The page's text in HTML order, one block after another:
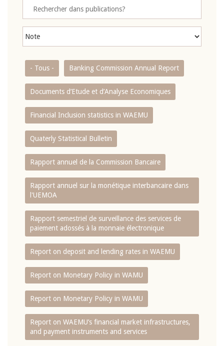
- Tous - Banking Commission Annual Report
Documents d’Etude et d’Analyse Economiques
Financial Inclusion statistics in WAEMU
Quaterly Statistical Bulletin
Rapport annuel de la Commission Bancaire
Rapport annuel sur la monétique interbancaire dans
l'UEMOA
Rapport semestriel de surveillance des services de
paiement adossés à la monnaie électronique
Report on deposit and lending rates in WAEMU
Report on Monetary Policy in WAMU
Report on Monetary Policy in WAMU
Report on WAEMU’s financial market infrastructures,
and payment instruments and services